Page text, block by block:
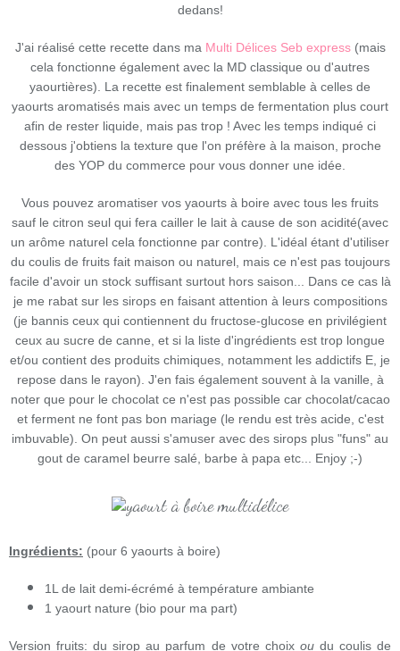
dedans!
J'ai réalisé cette recette dans ma Multi Délices Seb express(mais
cela fonctionne également avec la MD classique ou d'autres
yaourtières). La recette est finalement semblable à celles de
yaourts aromatisés mais avec un temps de fermentation plus court
afin de rester liquide, mais pas trop ! Avec les temps indiqué ci
dessous j'obtiens la texture que l'on préfère à la maison, proche
des YOP du commerce pour vous donner une idée.
Vous pouvez aromatiser vos yaourts à boire avec tous les fruits
sauf le citron seul qui fera cailler le lait à cause de son acidité(avec
un arôme naturel cela fonctionne par contre). L'idéal étant d'utiliser
du coulis de fruits fait maison ou naturel, mais ce n'est pas toujours
facile d'avoir un stock suffisant surtout hors saison... Dans ce cas là
je me rabat sur les sirops en faisant attention à leurs compositions
(je bannis ceux qui contiennent du fructose-glucose en privilégient
ceux au sucre de canne, et si la liste d'ingrédients est trop longue
et/ou contient des produits chimiques, notamment les addictifs E, je
repose dans le rayon). J'en fais également souvent à la vanille, à
noter que pour le chocolat ce n'est pas possible car chocolat/cacao
et ferment ne font pas bon mariage (le rendu est très acide, c'est
imbuvable). On peut aussi s'amuser avec des sirops plus "funs" au
gout de caramel beurre salé, barbe à papa etc... Enjoy ;-)
Ingrédients: (pour 6 yaourts à boire)
1L de lait demi-écrémé à température ambiante
1 yaourt nature (bio pour ma part)
Version fruits: du sirop au parfum de votre choix oudu coulis de